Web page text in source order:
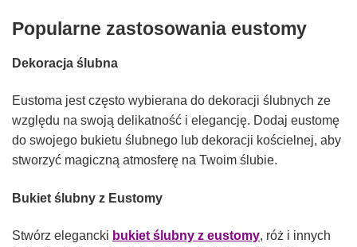
Popularne zastosowania eustomy
Dekoracja ś lubna
Eustoma jest często wybierana do dekoracji ślubnych ze
względu na swoją delikatność i elegancję. Dodaj eustomę
do swojego bukietu ślubnego lub dekoracji kościelnej, aby
stworzyć magiczną atmosferę na Twoim ślubie.
Bukiet ś lubny z Eustomy
Stwórz elegancki bukiet ślubny z eustomy, róż i innych